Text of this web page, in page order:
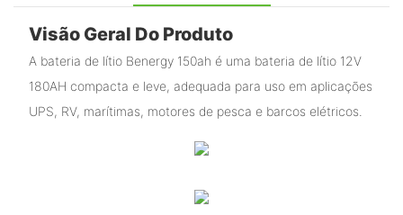
Visão Geral Do Produto
A bateria de lítio Benergy 150ah é uma bateria de lítio 12V
180AH compacta e leve, adequada para uso em aplicações
UPS, RV, marítimas, motores de pesca e barcos elétricos.